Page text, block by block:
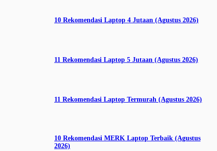
10 Rekomendasi Laptop 4 Jutaan (Agustus 2026)
11 Rekomendasi Laptop 5 Jutaan (Agustus 2026)
11 Rekomendasi Laptop Termurah (Agustus 2026)
10 Rekomendasi MERK Laptop Terbaik (Agustus
2026)